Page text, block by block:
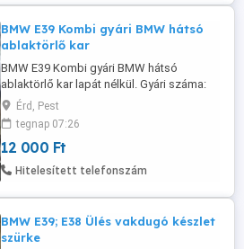
BILSTEIN: 11818, ...
BMW E39 Kombi gyári BMW hátsó
ablaktörlő kar
BMW E39 Kombi gyári BMW hátsó
ablaktörlő kar lapát nélkül. Gyári száma:
61 62 8 221 453 ÚJ ára 65Euro 12.000 Ft-
ért
Érd, Pest
tegnap 07:26
12 000 Ft
Hitelesített telefonszám
BMW E39; E38 Ülés vakdugó készlet
szürke